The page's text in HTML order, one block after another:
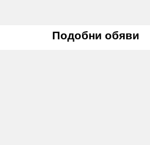
Подобни обяви